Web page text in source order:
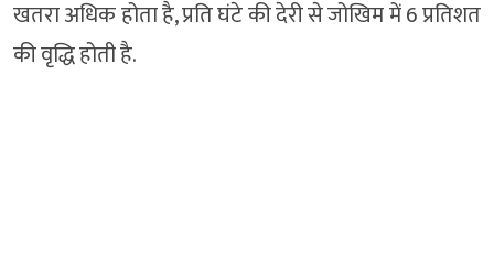
खतरा अधिक होता है, प्रति घंटे की देरी से जोखिम में 6 प्रतिशत
की वृद्धि होती है.